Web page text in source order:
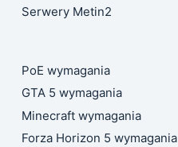
Serwery Metin2
PoE wymagania
GTA 5 wymagania
Minecraft wymagania
Forza Horizon 5 wymagania